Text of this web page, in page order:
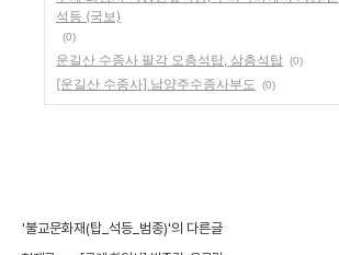
석등 (국보)
(0)
운길산 수종사 팔각 오층석탑, 삼층석탑 (0)
[운길산 수종사] 남양주수종사부도 (0)
'불교문화재(탑_석등_범종)'의 다른글